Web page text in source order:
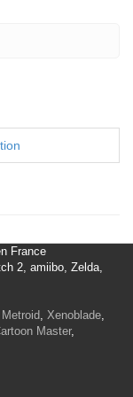
France
2, amiibo, Zelda,
Metroid, Xenoblade,
Master,